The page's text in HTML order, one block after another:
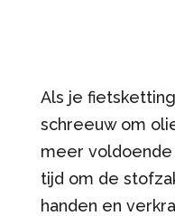
Als je
schreeuw om
meer voldoende
tijd om de
handen en